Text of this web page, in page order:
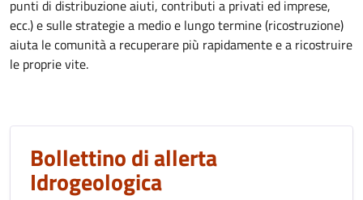
punti di distribuzione aiuti, contributi a privati ed imprese,
ecc.) e sulle strategie a medio e lungo termine (ricostruzione)
aiuta le comunità a recuperare più rapidamente e a ricostruire
le proprie vite.
Bollettino di allerta
Idrogeologica